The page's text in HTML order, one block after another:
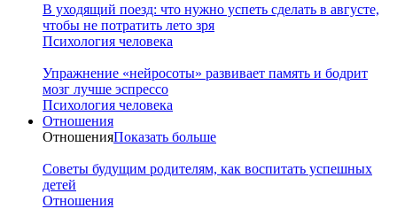
В уходящий поезд: что нужно успеть сделать в августе,
чтобы не потратить лето зря
Психология человека
Упражнение «нейросоты» развивает память и бодрит
мозг лучше эспрессо
Психология человека
Отношения
ОтношенияПоказать больше
Советы будущим родителям, как воспитать успешных
детей
Отношения